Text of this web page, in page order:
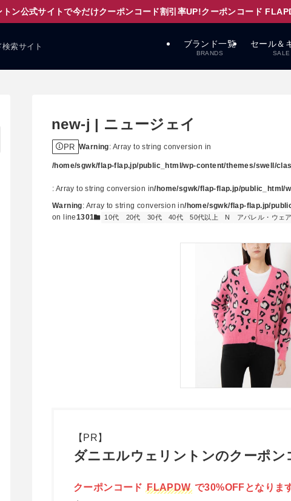
トン公式サイトで今だけクーポンコード割引率UP!クーポンコード
索サイト ブランド一覧
BRANDS
セール＆
SALE
new-j | ニュージェイ
PR Warning: Array to string conversion in
/home/sgwk/flap-flap.jp/public_html/wp-content/themes/swell/
: Array to string conversion in/home/sgwk/flap-flap.jp/public_html/
Warning: Array to string conversion in/home/sgwk/flap-flap.jp/
on line1301 10代 20代 30代 40代 50代以上 N アパレル・ウェア
【PR】
ダニエルウェリントンのクーポン
クーポンコードFLAPDWで30%OFFとなりま